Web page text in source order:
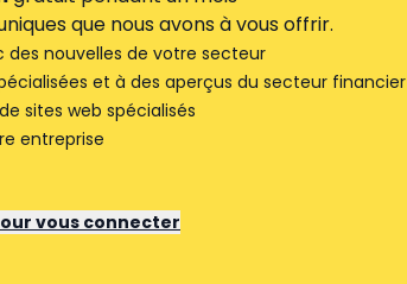
que nous avons à vous offrir.
des nouvelles de votre secteur
et à des aperçus du secteur financier
sites web spécialisés
entreprise
vous connecter